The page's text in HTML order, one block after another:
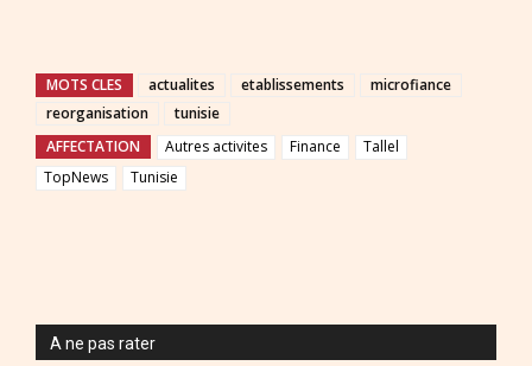
MOTS CLES actualites etablissements
microfiance
reorganisation
tunisie
AFFECTATION
Autres activites Finance
Tallel
TopNews
Tunisie
A ne pas rater